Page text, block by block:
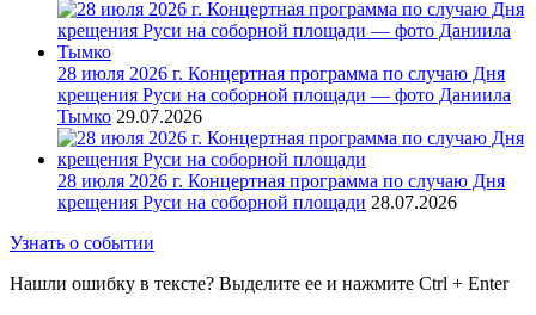
28 июля 2026 г. Концертная программа по случаю Дня
крещения Руси на соборной площади — фото Даниила
Тымко 29.07.2026
28 июля 2026 г. Концертная программа по случаю Дня
крещения Руси на соборной площади 28.07.2026
Узнать о событии
Нашли ошибку в тексте? Выделите ее и нажмите Ctrl + Enter